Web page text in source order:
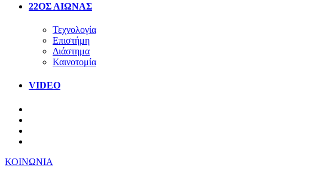
22ΟΣ ΑΙΩΝΑΣ
Τεχνολογία
Επιστήμη
Διάστημα
Καινοτομία
VIDEO
ΚΟΙΝΩΝΙΑ